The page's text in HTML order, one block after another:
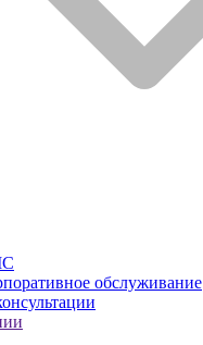
обслуживание